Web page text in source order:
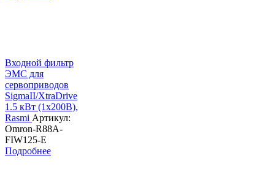
Входной фильтр
ЭМС для
сервоприводов
SigmaII/XtraDrive
1.5 кВт (1х200В),
Rasmi Артикул:
Omron-R88A-
FIW125-E
Подробнее